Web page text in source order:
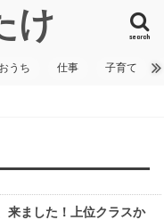
け search
おうち 仕事 子育て
来ました！上位クラスか